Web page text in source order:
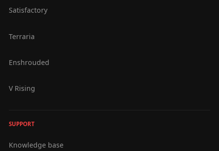
Satisfactory
Terraria
Enshrouded
V Rising
SUPPORT
Knowledge base